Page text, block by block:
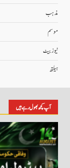
مذہب
موسم
نیوز بیٹ
ہیلتھ
آپ کچھ بھول رہے ہیں